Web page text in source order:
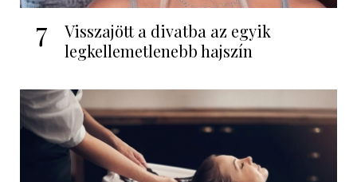
7
Visszajött a divatba az egyik
legkellemetlenebb hajszín